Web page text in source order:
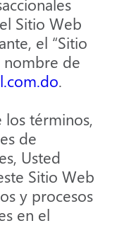
Sitio Web
el “Sitio
nombre de
.
los términos,
de
Usted
Sitio Web
y procesos
en el